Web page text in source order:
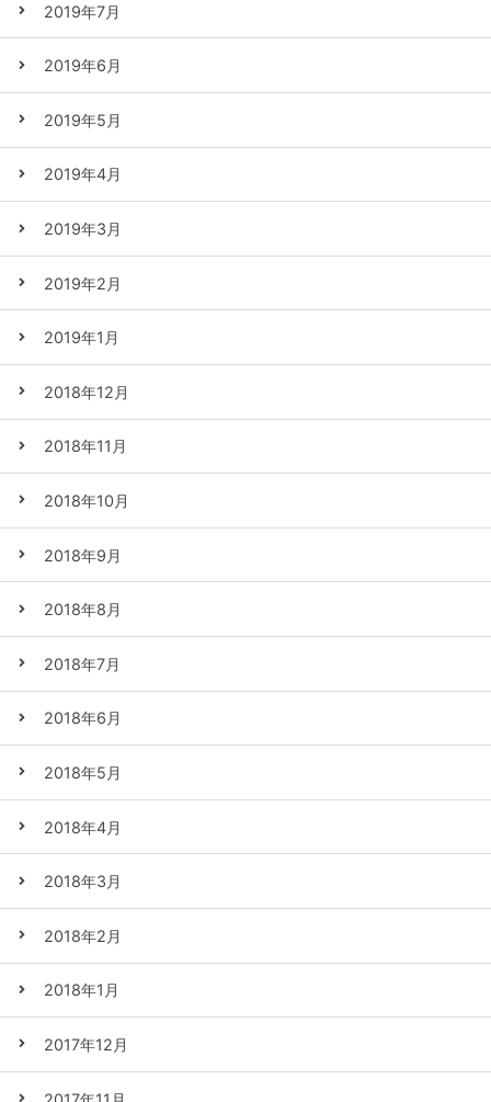
2019年7月
2019年6月
2019年5月
2019年4月
2019年3月
2019年2月
2019年1月
2018年12月
2018年11月
2018年10月
2018年9月
2018年8月
2018年7月
2018年6月
2018年5月
2018年4月
2018年3月
2018年2月
2018年1月
2017年12月